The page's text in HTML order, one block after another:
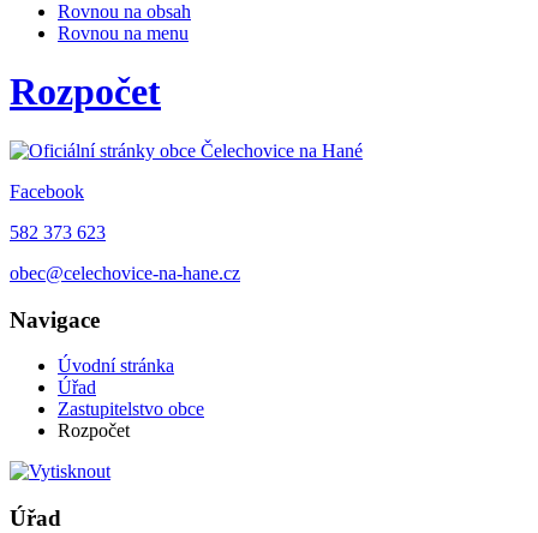
Rovnou na obsah
Rovnou na menu
Rozpočet
Facebook
582 373 623
obec@celechovice-na-hane.cz
Navigace
Úvodní stránka
Úřad
Zastupitelstvo obce
Rozpočet
Úřad